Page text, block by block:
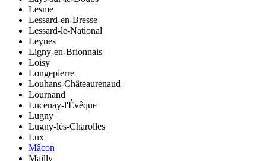
Lesme
Lessard-en-Bresse
Lessard-le-National
Leynes
Ligny-en-Brionnais
Loisy
Longepierre
Louhans-Châteaurenaud
Lournand
Lucenay-l'Évêque
Lugny
Lugny-lès-Charolles
Lux
Mâcon
Mailly